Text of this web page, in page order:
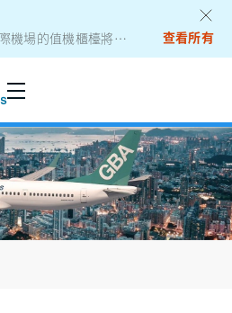
電器
查看所有